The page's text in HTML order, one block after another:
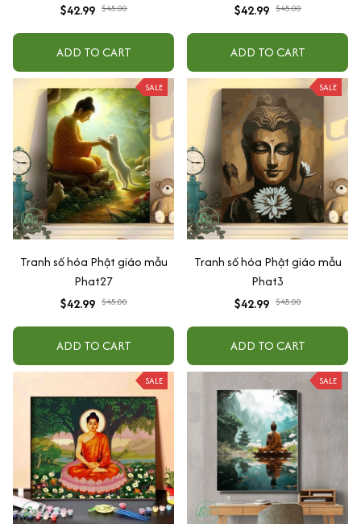
$42.99 $45.00
ADD TO CART
$42.99 $45.00
ADD TO CART
SALE
Tranh số hóa Phật giáo mẫu
Phat27
$42.99 $45.00
ADD TO CART
SALE
Tranh số hóa Phật giáo mẫu
Phat3
$42.99 $45.00
ADD TO CART
SALE SALE